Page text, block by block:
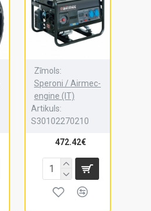
Zīmols:
Speroni / Airmec-
engine (IT)
Artikuls:
S30102270210
472.42€